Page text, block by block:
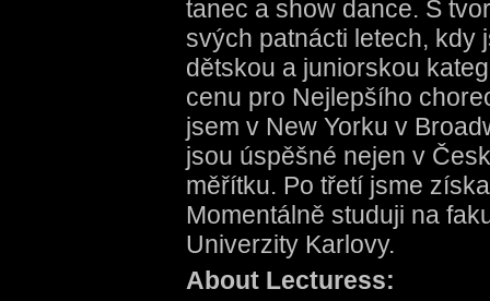
tanec a show dance. S
svých patnácti letech, kdy
dětskou a juniorskou
cenu pro Nejlepšího
jsem v New Yorku v
jsou úspěšné nejen v
měřítku. Po třetí jsme
Momentálně studuji na
Univerzity Karlovy.
About Lecturess: